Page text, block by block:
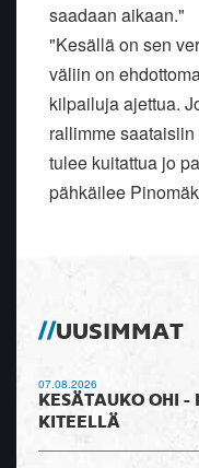
saadaan aikaan."
"Kesällä on sen
väliin on
kilpailuja ajettua.
rallimme
tulee kuitattua jo
pähkäilee
UUSIMMAT
07.08.2026
KESÄTAUKO OHI -
KITEELLÄ